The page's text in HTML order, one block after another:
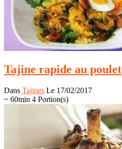
Tajine rapide au poulet
Dans Tajines Le 17/02/2017
~ 60min 4 Portion(s)